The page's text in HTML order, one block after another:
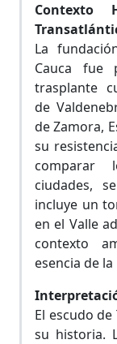
Contexto
La
Cauca fue
trasplante
de
de Zamora,
su
comparar
ciudades,
incluye un
en el Valle
contexto
esencia de
El escudo
su historia.